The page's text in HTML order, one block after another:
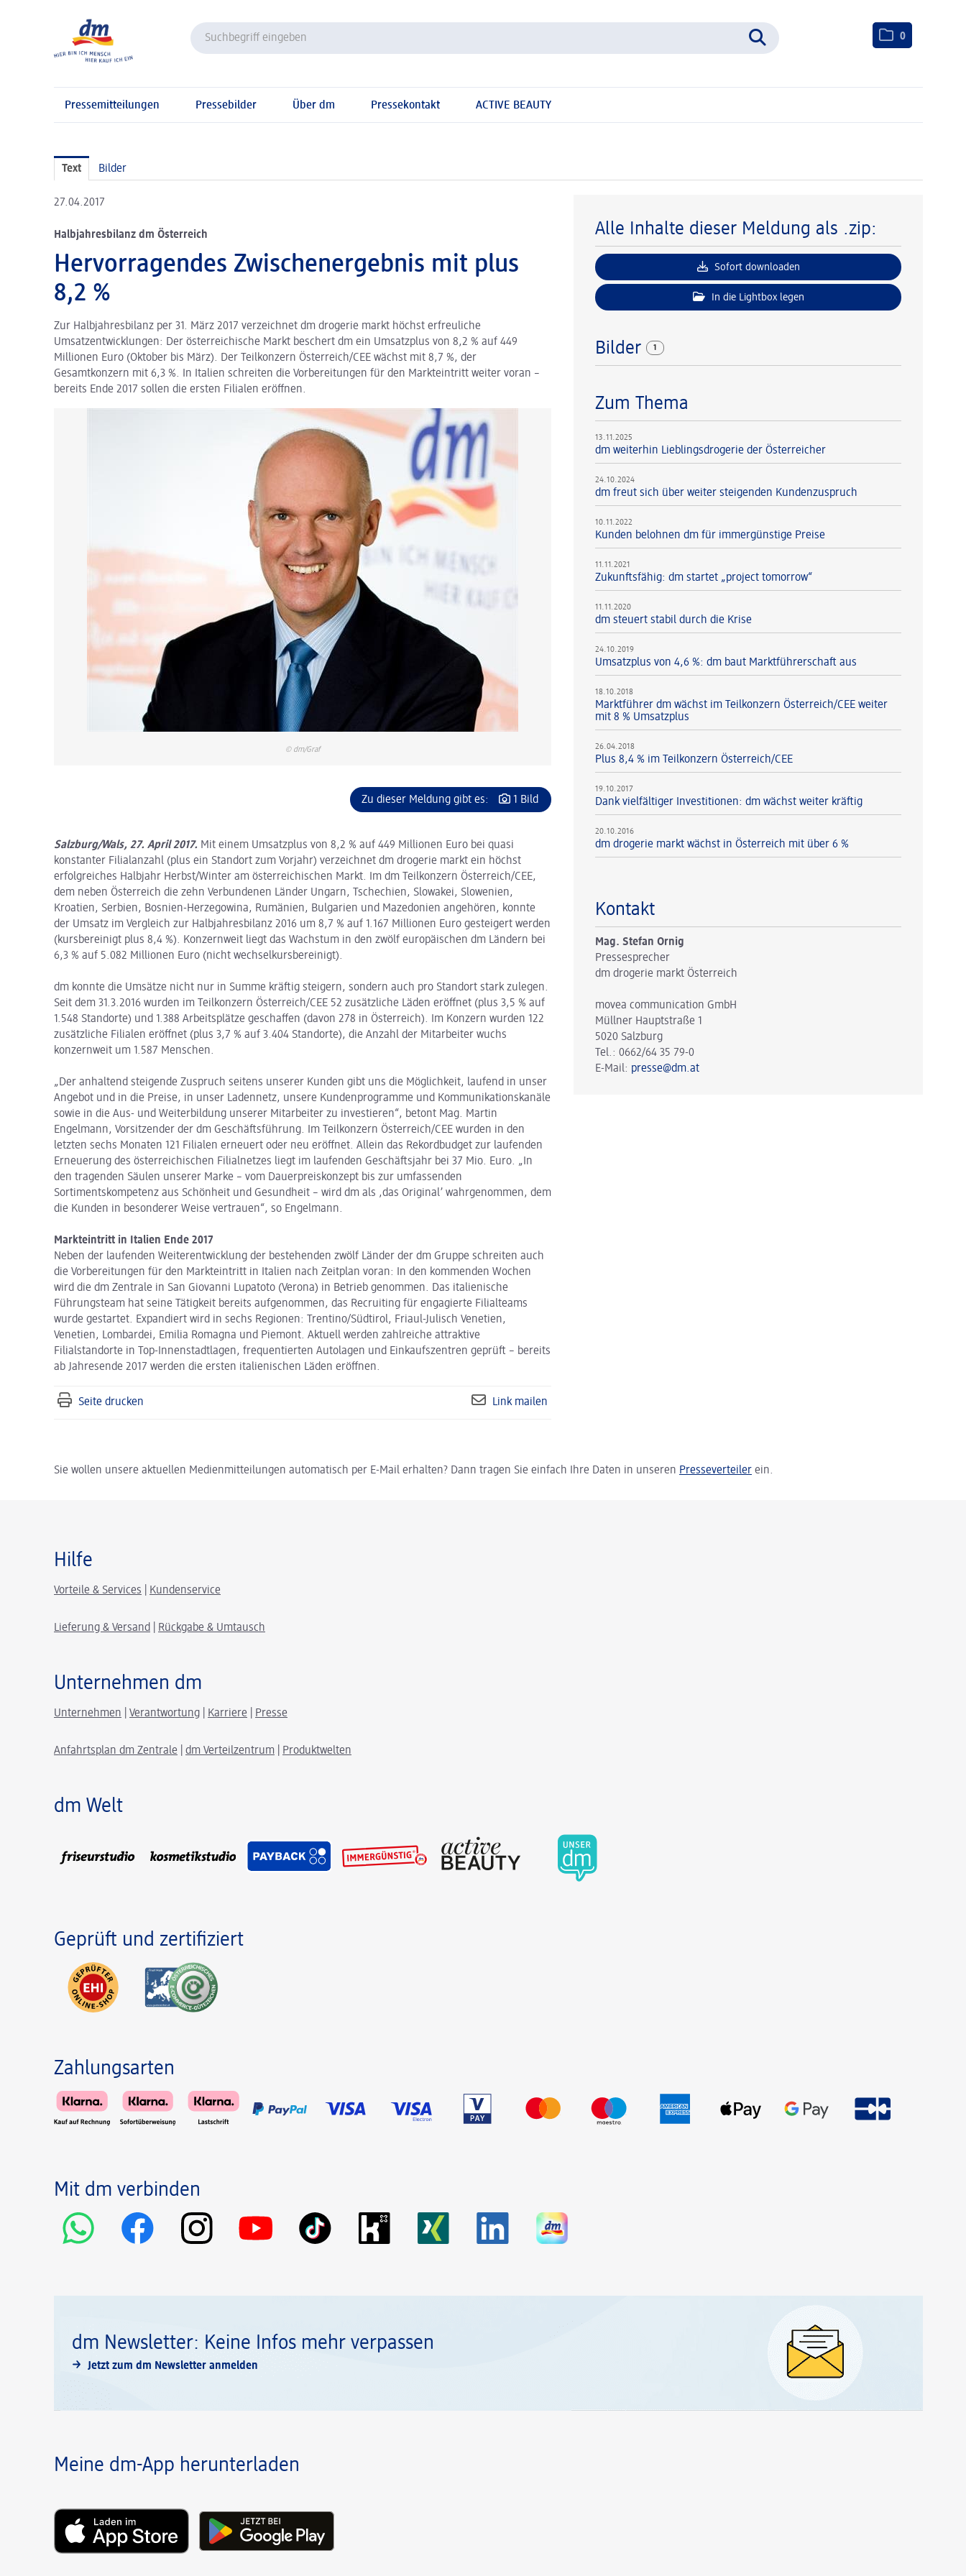
0
Pressemitteilungen Pressebilder Über dm Pressekontakt ACTIVE BEAUTY
Text Bilder
27.04.2017
Halbjahresbilanz dm Österreich
Hervorragendes Zwischenergebnis mit plus
8,2 %
Zur Halbjahresbilanz per 31. März 2017 verzeichnet dm drogerie markt höchst erfreuliche
Umsatzentwicklungen: Der österreichische Markt beschert dm ein Umsatzplus von 8,2 % auf 449
Millionen Euro (Oktober bis März). Der Teilkonzern Österreich/CEE wächst mit 8,7 %, der
Gesamtkonzern mit 6,3 %. In Italien schreiten die Vorbereitungen für den Markteintritt weiter voran –
bereits Ende 2017 sollen die ersten Filialen eröffnen.
© dm/Graf
Zu dieser Meldung gibt es: 1 Bild
Salzburg/Wals, 27. April 2017. Mit einem Umsatzplus von 8,2 % auf 449 Millionen Euro bei quasi
konstanter Filialanzahl (plus ein Standort zum Vorjahr) verzeichnet dm drogerie markt ein höchst
erfolgreiches Halbjahr Herbst/Winter am österreichischen Markt. Im dm Teilkonzern Österreich/CEE,
dem neben Österreich die zehn Verbundenen Länder Ungarn, Tschechien, Slowakei, Slowenien,
Kroatien, Serbien, Bosnien-Herzegowina, Rumänien, Bulgarien und Mazedonien angehören, konnte
der Umsatz im Vergleich zur Halbjahresbilanz 2016 um 8,7 % auf 1.167 Millionen Euro gesteigert werden
(kursbereinigt plus 8,4 %). Konzernweit liegt das Wachstum in den zwölf europäischen dm Ländern bei
6,3 % auf 5.082 Millionen Euro (nicht wechselkursbereinigt).
dm konnte die Umsätze nicht nur in Summe kräftig steigern, sondern auch pro Standort stark zulegen.
Seit dem 31.3.2016 wurden im Teilkonzern Österreich/CEE 52 zusätzliche Läden eröffnet (plus 3,5 % auf
1.548 Standorte) und 1.388 Arbeitsplätze geschaffen (davon 278 in Österreich). Im Konzern wurden 122
zusätzliche Filialen eröffnet (plus 3,7 % auf 3.404 Standorte), die Anzahl der Mitarbeiter wuchs
konzernweit um 1.587 Menschen.
„Der anhaltend steigende Zuspruch seitens unserer Kunden gibt uns die Möglichkeit, laufend in unser
Angebot und in die Preise, in unser Ladennetz, unsere Kundenprogramme und Kommunikationskanäle
sowie in die Aus- und Weiterbildung unserer Mitarbeiter zu investieren“, betont Mag. Martin
Engelmann, Vorsitzender der dm Geschäftsführung. Im Teilkonzern Österreich/CEE wurden in den
letzten sechs Monaten 121 Filialen erneuert oder neu eröffnet. Allein das Rekordbudget zur laufenden
Erneuerung des österreichischen Filialnetzes liegt im laufenden Geschäftsjahr bei 37 Mio. Euro. „In
den tragenden Säulen unserer Marke – vom Dauerpreiskonzept bis zur umfassenden
Sortimentskompetenz aus Schönheit und Gesundheit – wird dm als ,das Original’ wahrgenommen, dem
die Kunden in besonderer Weise vertrauen“, so Engelmann.
Markteintritt in Italien Ende 2017
Neben der laufenden Weiterentwicklung der bestehenden zwölf Länder der dm Gruppe schreiten auch
die Vorbereitungen für den Markteintritt in Italien nach Zeitplan voran: In den kommenden Wochen
wird die dm Zentrale in San Giovanni Lupatoto (Verona) in Betrieb genommen. Das italienische
Führungsteam hat seine Tätigkeit bereits aufgenommen, das Recruiting für engagierte Filialteams
wurde gestartet. Expandiert wird in sechs Regionen: Trentino/Südtirol, Friaul-Julisch Venetien,
Venetien, Lombardei, Emilia Romagna und Piemont. Aktuell werden zahlreiche attraktive
Filialstandorte in Top-Innenstadtlagen, frequentierten Autolagen und Einkaufszentren geprüft – bereits
ab Jahresende 2017 werden die ersten italienischen Läden eröffnen.
Seite drucken Link mailen
Alle Inhalte dieser Meldung als .zip:
Sofort downloaden
In die Lightbox legen
Bilder 1
Zum Thema
13.11.2025
dm weiterhin Lieblingsdrogerie der Österreicher
24.10.2024
dm freut sich über weiter steigenden Kundenzuspruch
10.11.2022
Kunden belohnen dm für immergünstige Preise
11.11.2021
Zukunftsfähig: dm startet „project tomorrow“
11.11.2020
dm steuert stabil durch die Krise
24.10.2019
Umsatzplus von 4,6 %: dm baut Marktführerschaft aus
18.10.2018
Marktführer dm wächst im Teilkonzern Österreich/CEE weiter
mit 8 % Umsatzplus
26.04.2018
Plus 8,4 % im Teilkonzern Österreich/CEE
19.10.2017
Dank vielfältiger Investitionen: dm wächst weiter kräftig
20.10.2016
dm drogerie markt wächst in Österreich mit über 6 %
Kontakt
Mag. Stefan Ornig
Pressesprecher
dm drogerie markt Österreich
movea communication GmbH
Müllner Hauptstraße 1
5020 Salzburg
Tel.: 0662/64 35 79-0
E-Mail: presse@dm.at
Sie wollen unsere aktuellen Medienmitteilungen automatisch per E-Mail erhalten? Dann tragen Sie einfach Ihre Daten in unseren Presseverteiler ein.
Hilfe
Vorteile & Services Kundenservice
Lieferung & Versand Rückgabe & Umtausch
Unternehmen dm
Unternehmen Verantwortung Karriere Presse
Anfahrtsplan dm Zentrale dm Verteilzentrum Produktwelten
dm Welt
Geprüft und zertifiziert
Zahlungsarten
Mit dm verbinden
dm Newsletter: Keine Infos mehr verpassen
Jetzt zum dm Newsletter anmelden
Meine dm-App herunterladen